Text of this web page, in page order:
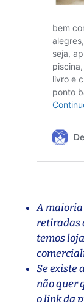
A
retiradas
temos
Se existe
não quer
o link da